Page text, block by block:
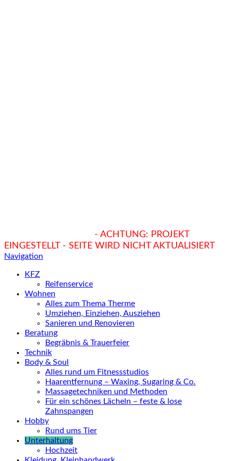
- ACHTUNG: PROJEKT
EINGESTELLT - SEITE WIRD NICHT AKTUALISIERT
Navigation
KFZ
Reifenservice
Wohnen
Alles zum Thema Therme
Umziehen, Einziehen, Ausziehen
Sanieren und Renovieren
Beratung
Begräbnis & Trauerfeier
Technik
Body & Soul
Alles rund um Fitnessstudios
Haarentfernung – Waxing, Sugaring & Co.
Massagetechniken und Methoden
Für ein schönes Lächeln – feste & lose
Zahnspangen
Hobby
Rund ums Tier
Unterhaltung
Hochzeit